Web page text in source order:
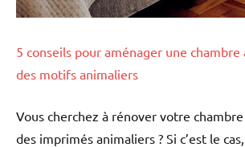
5 conseils pour aménager une chambre
des motifs animaliers
Vous cherchez à rénover votre
des imprimés animaliers ? Si c’est le